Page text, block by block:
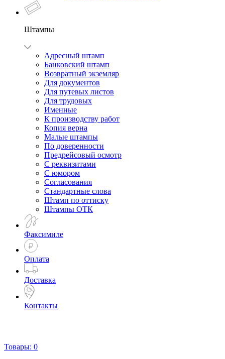
Штампы
Адресный штамп
Банковский штамп
Возвратный экземляр
Для документов
Для путевых листов
Для трудовых
Именные
К производству работ
Копия верна
Малые штампы
По доверенности
Предрейсовый осмотр
С реквизитами
С юмором
Согласования
Стандартные слова
Штамп по оттиску
Штампы ОТК
Факсимиле
Оплата
Доставка
Контакты
Товары: 0